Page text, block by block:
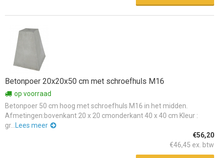
Betonpoer 20x20x50 cm met schroefhuls M16
op voorraad
Betonpoer 50 cm hoog met schroefhuls M16 in het midden.
Afmetingen:bovenkant 20 x 20 cmonderkant 40 x 40 cm Kleur :
gr... Lees meer
€56,20
€46,45 ex. btw